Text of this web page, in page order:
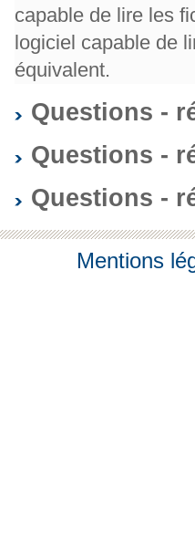
capable de lire les
logiciel capable de
équivalent.
Questions -
Questions -
Questions -
Mentions